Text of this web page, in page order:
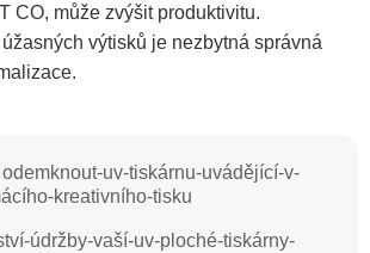
CO, může zvýšit produktivitu.
výtisků je nezbytná správná
odemknout-uv-tiskárnu-uvádějící-v-
kreativního-tisku
údržby-vaší-uv-ploché-tiskárny-